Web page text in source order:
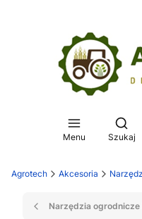
Menu Szukaj
Agrotech Akcesoria
Narzędzia ogrodnicze